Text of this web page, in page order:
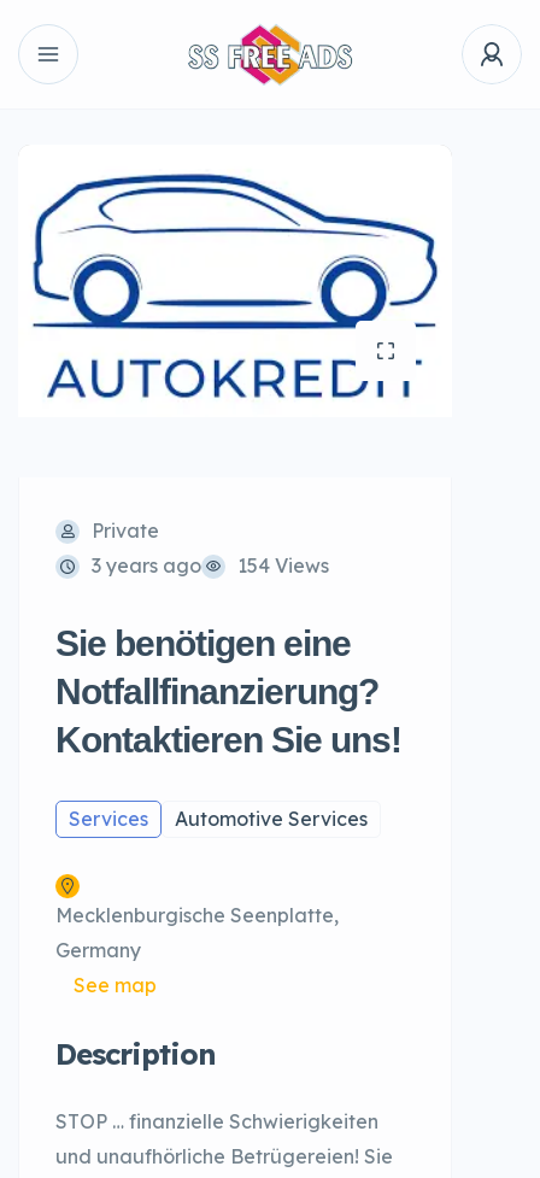
Private
3 years ago
154 Views
Sie benötigen eine
Notfallfinanzierung?
Kontaktieren Sie uns!
Services Automotive Services
Mecklenburgische Seenplatte,
Germany
See map
Description
STOP … finanzielle Schwierigkeiten
und unaufhörliche Betrügereien! Sie